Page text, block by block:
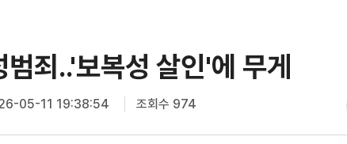
죄..'보복성 살인'에 무게
05-11 19:38:54 조회수 974